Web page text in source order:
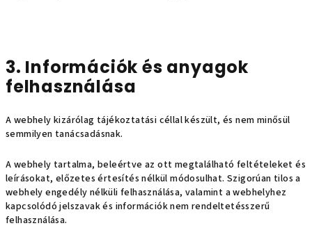
3. Információk és anyagok
felhasználása
A webhely kizárólag tájékoztatási céllal készült, és nem minősül
semmilyen tanácsadásnak.
A webhely tartalma, beleértve az ott megtalálható feltételeket és
leírásokat, előzetes értesítés nélkül módosulhat. Szigorúan tilos a
webhely engedély nélküli felhasználása, valamint a webhelyhez
kapcsolódó jelszavak és információk nem rendeltetésszerű
felhasználása.